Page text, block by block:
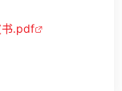
书.pdf